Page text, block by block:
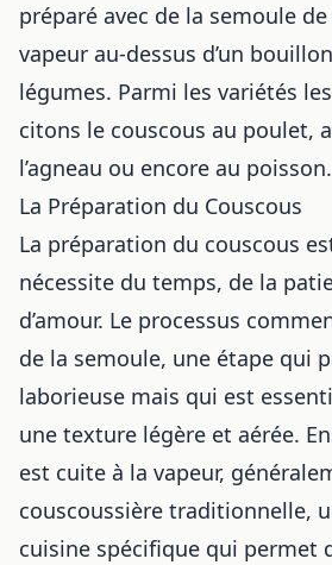
préparé avec de la semoule
vapeur au-dessus d’un
légumes. Parmi les variétés
citons le couscous au poulet,
l’agneau ou encore au poisson.
La Préparation du Couscous
La préparation du couscous
nécessite du temps, de la
d’amour. Le processus
de la semoule, une étape qui
laborieuse mais qui est
une texture légère et aérée.
est cuite à la vapeur,
couscoussière traditionnelle,
cuisine spécifique qui permet